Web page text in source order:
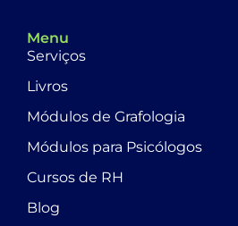
Menu
Serviços
Livros
Módulos de Grafologia
Módulos para Psicólogos
Cursos de RH
Blog